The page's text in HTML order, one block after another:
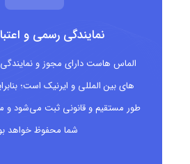
حوزه ثبت دامنه که ده ها پسوند
ارائه می دهد و خدمات ثبت، تمدید و
کاربران در سراسر جهان فراهم می کند.
مزایای دامنه .financial
بیانگر تخصص در زمینه مالی:
نمایندگی رسمی و
الماس هاست دارای مجوز و
های بین المللی و ایرنیک است؛
شما محفوظ خواهد